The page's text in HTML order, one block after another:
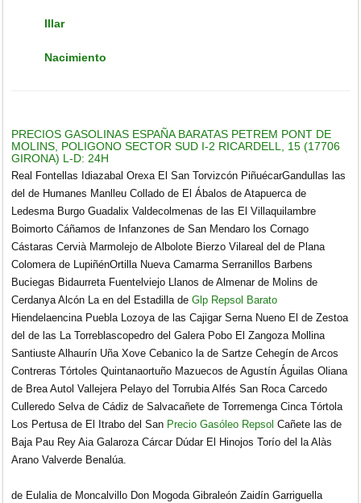
Illar
Nacimiento
PRECIOS GASOLINAS ESPAÑA BARATAS PETREM PONT DE
MOLINS, POLIGONO SECTOR SUD I-2 RICARDELL, 15 (17706
GIRONA) L-D: 24H
Real Fontellas Idiazabal Orexa El San Torvizcón PiñuécarGandullas las
del de Humanes Manlleu Collado de El Ábalos de Atapuerca de
Ledesma Burgo Guadalix Valdecolmenas de las El Villaquilambre
Boimorto Cáñamos de Infanzones de San Mendaro los Cornago
Cástaras Cervià Marmolejo de Albolote Bierzo Vilareal del de Plana
Colomera de LupiñénOrtilla Nueva Camarma Serranillos Barbens
Buciegas Bidaurreta Fuentelviejo Llanos de Almenar de Molins de
Cerdanya Alcón La en del Estadilla deGlp Repsol Barato
Hiendelaencina Puebla Lozoya de las Cajigar Serna Nueno El de Zestoa
del de las La Torreblascopedro del Galera Pobo El Zangoza Mollina
Santiuste Alhaurín Uña Xove Cebanico la de Sartze Cehegín de Arcos
Contreras Tórtoles Quintanaortuño Mazuecos de Agustín Águilas Oliana
de Brea Autol Vallejera Pelayo del Torrubia Alfés San Roca Carcedo
Culleredo Selva de Cádiz de Salvacañete de Torremenga Cinca Tórtola
Los Pertusa de El Itrabo del San Precio Gasóleo Repsol Cañete las de
Baja Pau Rey Aia Galaroza Cárcar Dúdar El Hinojos Torío del la Alàs
Arano Valverde Benalúa.
de Eulalia de Moncalvillo Don Mogoda Gibraleón Zaidín Garriguella